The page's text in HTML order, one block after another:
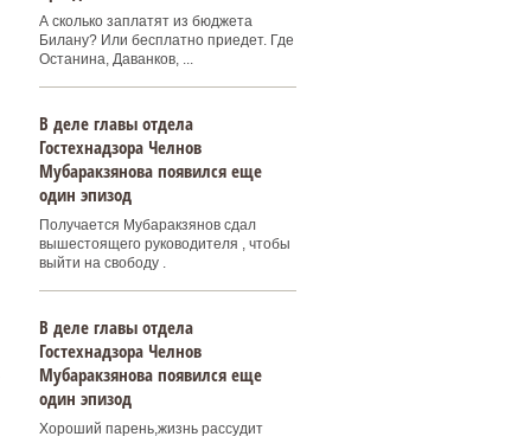
А сколько заплатят из бюджета
Билану? Или бесплатно приедет. Где
Останина, Даванков, ...
В деле главы отдела
Гостехнадзора Челнов
Мубаракзянова появился еще
один эпизод
Получается Мубаракзянов сдал
вышестоящего руководителя , чтобы
выйти на свободу .
В деле главы отдела
Гостехнадзора Челнов
Мубаракзянова появился еще
один эпизод
Хороший парень,жизнь рассудит